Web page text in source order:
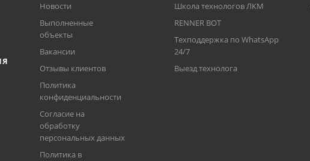
Новости
Выполненные
объекты
Вакансии
Отзывы клиентов
Политика
конфиденциальности
Согласие на
обработку
персональных данных
Политика в
Школа технологов ЛКМ
RENNER BOT
Техподдержка по WhatsApp
24/7
Выезд технолога